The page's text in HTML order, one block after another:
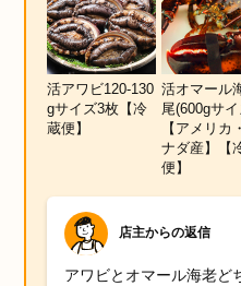
活アワビ120-130
gサイズ3枚【冷
蔵便】
活オマール
尾(600gサ
【アメリカ
ナダ産】【
便】
店主からの返信
アワビとオマール海老ど